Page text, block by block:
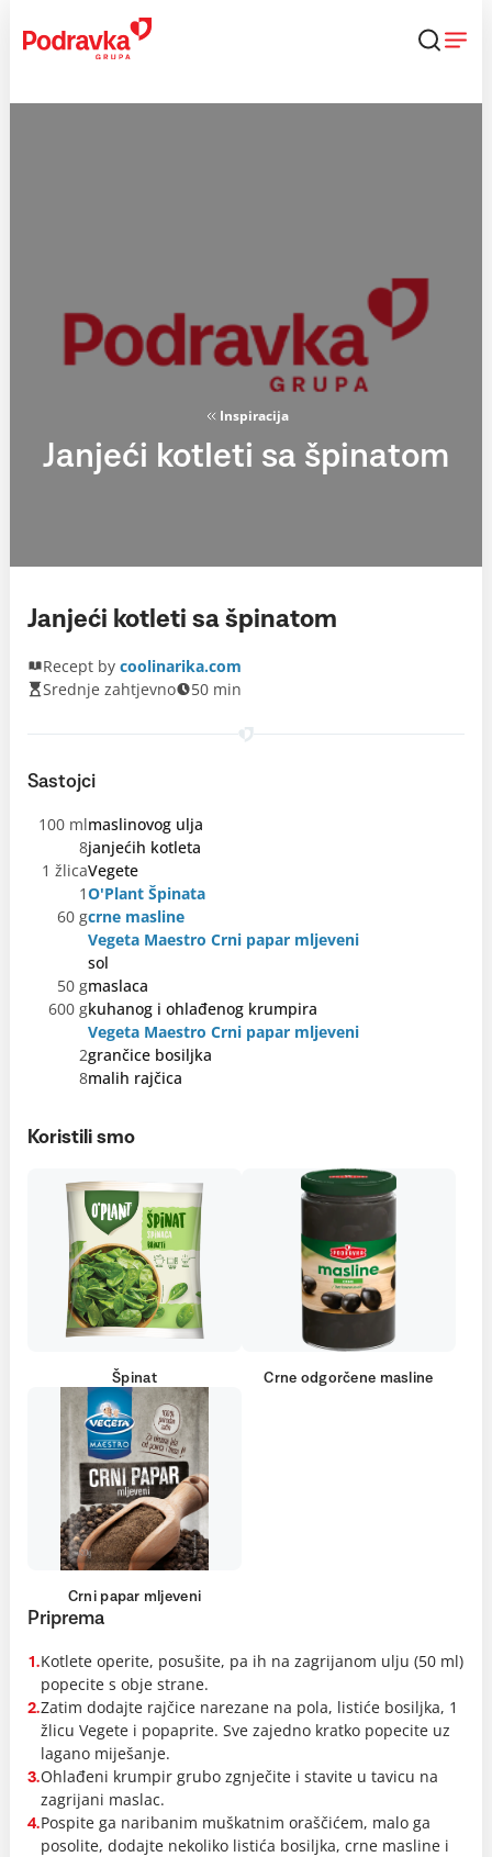
content
Inspiracija
Janjeći kotleti sa špinatom
Janjeći kotleti sa špinatom
Recept by coolinarika.com
Srednje zahtjevno
50 min
Sastojci
100 mlmaslinovog ulja
8janjećih kotleta
1 žlicaVegete
1O'Plant Špinata
60 gcrne masline
Vegeta Maestro Crni papar mljeveni
sol
50 gmaslaca
600 gkuhanog i ohlađenog krumpira
Vegeta Maestro Crni papar mljeveni
2grančice bosiljka
8malih rajčica
Koristili smo
Špinat Crne odgorčene masline
Crni papar mljeveni
Priprema
1.Kotlete operite, posušite, pa ih na zagrijanom ulju (50 ml)
popecite s obje strane.
2.Zatim dodajte rajčice narezane na pola, listiće bosiljka, 1
žlicu Vegete i popaprite. Sve zajedno kratko popecite uz
lagano miješanje.
3.Ohlađeni krumpir grubo zgnječite i stavite u tavicu na
zagrijani maslac.
4.Pospite ga naribanim muškatnim oraščićem, malo ga
posolite, dodajte nekoliko listića bosiljka, crne masline i